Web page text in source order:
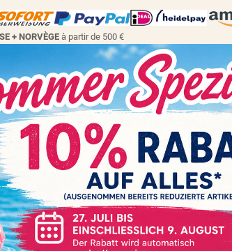
+ NORVÈGE à partir de 500 €